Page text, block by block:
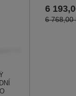
6
6 768,00